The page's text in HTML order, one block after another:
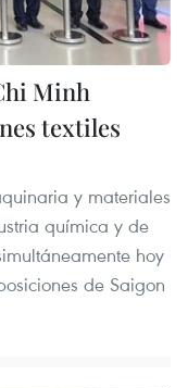
Minh
textiles
y materiales
química y de
hoy
de Saigon